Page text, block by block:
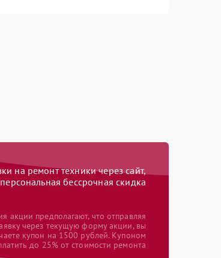
на ремонт техники через сайт,
бессрочная скидка
акции предполагают, что отправляя
через текущую форму акции, вы
купон на 1500 рублей. Купоном
до 25% от стоимости ремонта